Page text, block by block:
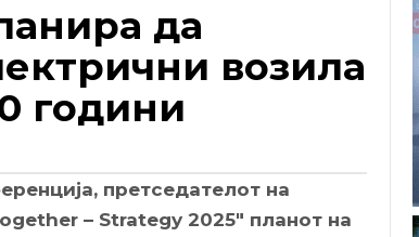
да
возила
години
претседателот на
– Strategy 2025″ планот на